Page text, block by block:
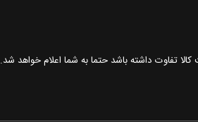
تفاوت داشته باشد حتما به شما اعلام خواهد شد.